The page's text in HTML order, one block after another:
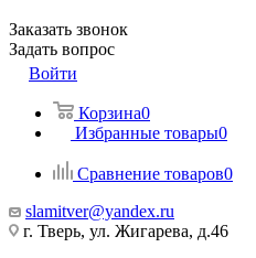
Заказать звонок
Задать вопрос
Войти
Корзина0
Избранные товары0
Сравнение товаров0
slamitver@yandex.ru
г. Тверь, ул. Жигарева, д.46